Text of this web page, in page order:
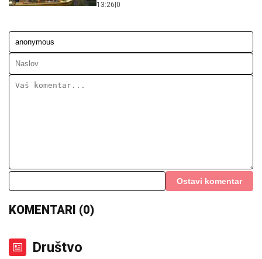
13:26 0
Ostavi komentar
KOMENTARI (0)
Društvo